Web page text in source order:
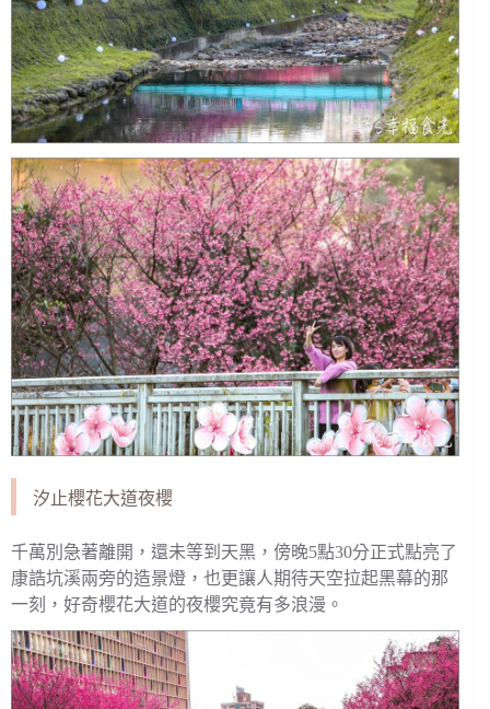
汐止櫻花大道夜櫻
千萬別急著離開，還未等到天黑，傍晚5點30分正式點亮了
康誥坑溪兩旁的造景燈，也更讓人期待天空拉起黑幕的那
一刻，好奇櫻花大道的夜櫻究竟有多浪漫。